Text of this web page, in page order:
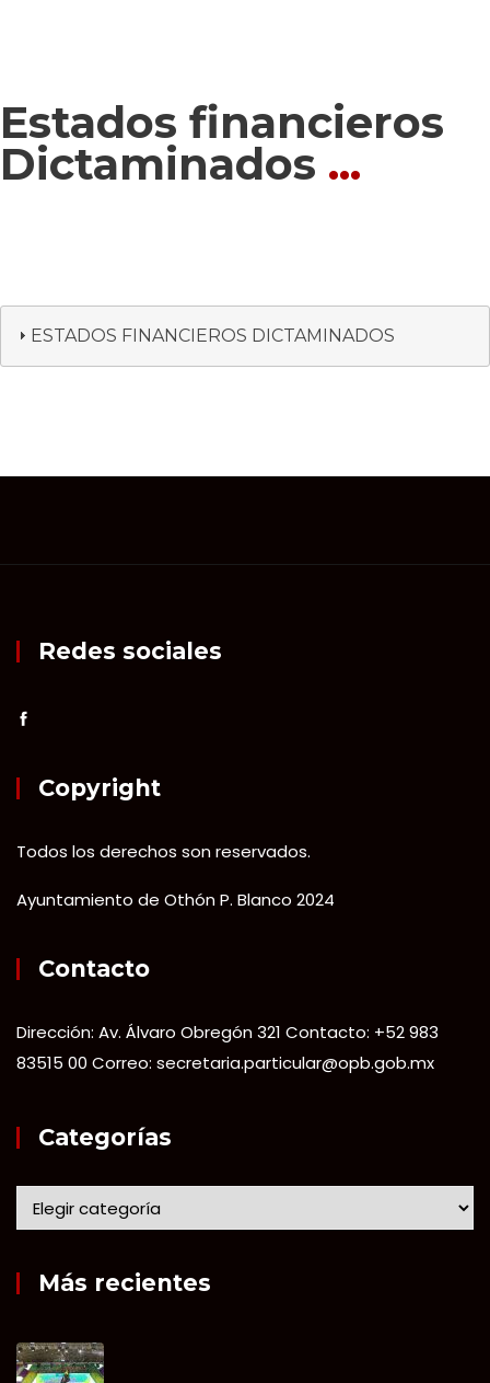
Estados financieros
Dictaminados ...
ESTADOS FINANCIEROS DICTAMINADOS
Redes sociales
Copyright
Todos los derechos son reservados.
Ayuntamiento de Othón P. Blanco 2024
Contacto
Dirección: Av. Álvaro Obregón 321 Contacto: +52 983
83515 00 Correo: secretaria.particular@opb.gob.mx
Categorías
Más recientes